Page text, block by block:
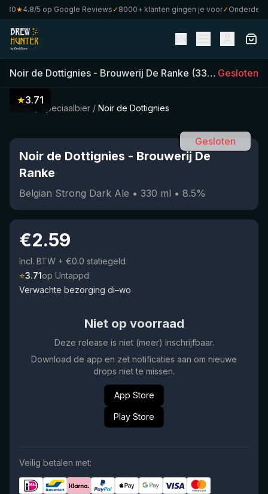
★4.8/5 op Google Reviews✓8000+ klanten gingen je voor✓Onderdeel
Noir de Dottignies - Brouwerij De Ranke (330 ml)•8.5%
Gesloten
Speciaalbier / Noir de Dottignies
★3.71
Gesloten
Noir de Dottignies - Brouwerij De
Ranke
Belgian Strong Dark Ale • 330 ml • 8.5%
€2.59
Incl. BTW + €0.0 statiegeld
⭐3.71op Untappd
Verwachte bezorging di–wo
Niet op voorraad
Deze release is niet (meer) inschrijfbaar.
Download de app en zet notificaties aan om nieuwe
drops niet te missen.
App Store
Play Store
Veilig betalen met: